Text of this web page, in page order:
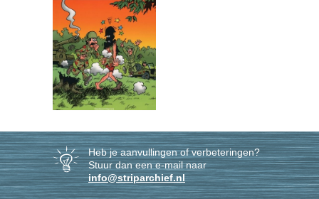
Heb je aanvullingen of verbeteringen?
Stuur dan een e-mail naar
info@striparchief.nl